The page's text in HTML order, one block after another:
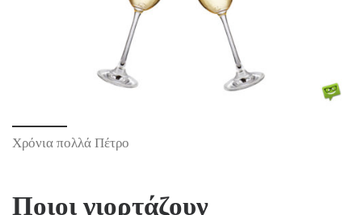
Χρόνια πολλά Πέτρο
Ποιοι γιορτάζουν